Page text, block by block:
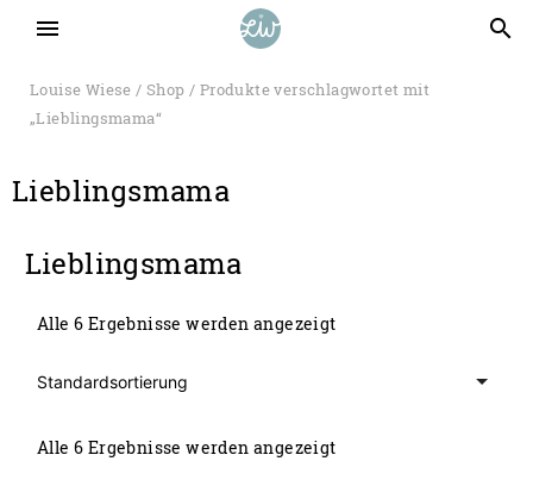
menu search
Louise Wiese / Shop / Produkte verschlagwortet mit
„Lieblingsmama“
Lieblingsmama
Lieblingsmama
Alle 6 Ergebnisse werden angezeigt
Alle 6 Ergebnisse werden angezeigt